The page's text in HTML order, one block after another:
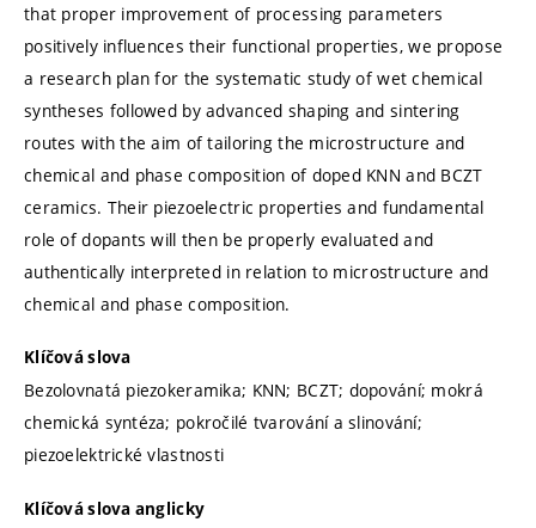
that proper improvement of processing parameters
positively influences their functional properties, we propose
a research plan for the systematic study of wet chemical
syntheses followed by advanced shaping and sintering
routes with the aim of tailoring the microstructure and
chemical and phase composition of doped KNN and BCZT
ceramics. Their piezoelectric properties and fundamental
role of dopants will then be properly evaluated and
authentically interpreted in relation to microstructure and
chemical and phase composition.
Klíčová slova
Bezolovnatá piezokeramika; KNN; BCZT; dopování; mokrá
chemická syntéza; pokročilé tvarování a slinování;
piezoelektrické vlastnosti
Klíčová slova anglicky